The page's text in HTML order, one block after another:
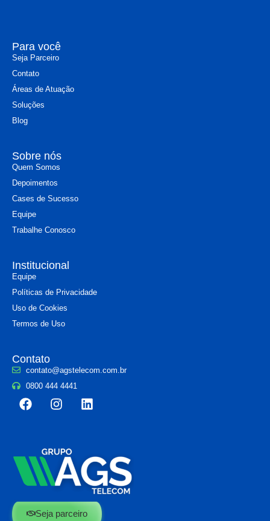
Para você
Seja Parceiro
Contato
Áreas de Atuação
Soluções
Blog
Sobre nós
Quem Somos
Depoimentos
Cases de Sucesso
Equipe
Trabalhe Conosco
Institucional
Equipe
Políticas de Privacidade
Uso de Cookies
Termos de Uso
Contato
contato@agstelecom.com.br
0800 444 4441
Seja parceiro